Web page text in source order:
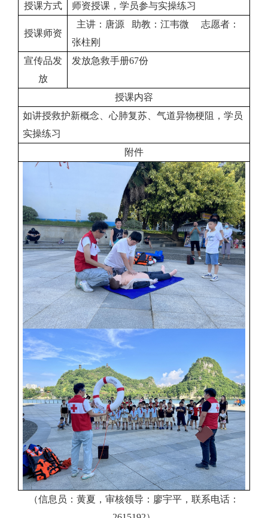
授课方式
师资授课，学员参与实操练习
授课师资
主讲：唐源 助教：江韦微 志愿者：
张柱刚
宣传品发
放
发放急救手册67份
授课内容
如讲授救护新概念、心肺复苏、气道异物梗阻，学员
实操练习
附件
（信息员：黄夏，审核领导：廖宇平，联系电话：